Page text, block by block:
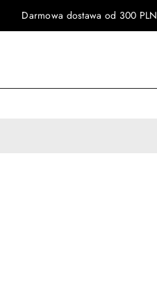
Darmowa dostawa od 300 PLN